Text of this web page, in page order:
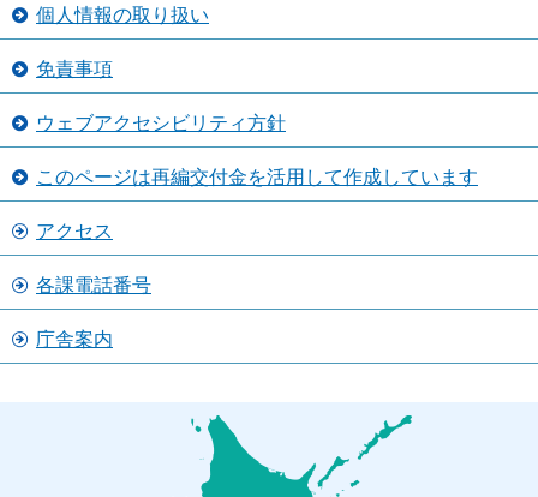
個人情報の取り扱い
免責事項
ウェブアクセシビリティ方針
このページは再編交付金を活用して作成しています
アクセス
各課電話番号
庁舎案内